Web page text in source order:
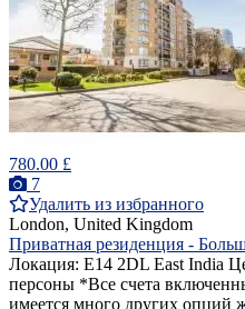
780.00 £
7
Удалить из избранного
London, United Kingdom
Приватная резиденция -
Локация: E14 2DL East India
персоны *Все счета
имеется много других опций